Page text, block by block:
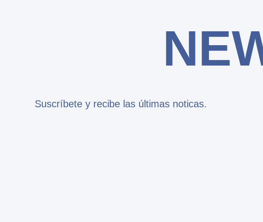
Suscríbete y recibe las últimas noticas.